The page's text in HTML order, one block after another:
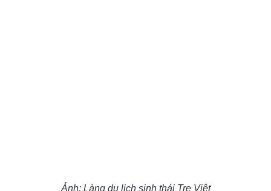
Ảnh: Làng du lịch sinh thái Tre Việt